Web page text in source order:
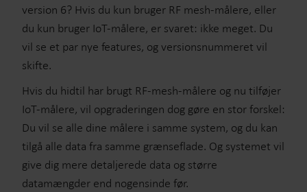
version 6? Hvis du kun bruger RF mesh-målere, eller
du kun bruger IoT-målere, er svaret: ikke meget. Du
vil se et par nye features, og versionsnummeret vil
skifte.
Hvis du hidtil har brugt RF-mesh-målere og nu tilføjer
IoT-målere, vil opgraderingen dog gøre en stor forskel:
Du vil se alle dine målere i samme system, og du kan
tilgå alle data fra samme grænseflade. Og systemet vil
give dig mere detaljerede data og større
datamængder end nogensinde før.